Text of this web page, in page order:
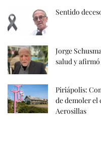
Sentido
Jorge
salud y afirmó
Piriápolis:
de demoler el
Aerosillas